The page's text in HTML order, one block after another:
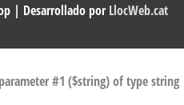
| Desarrollado porLlocWeb.cat
#1 ($string) of type string